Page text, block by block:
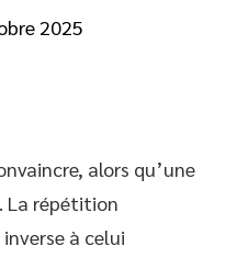
2025
alors qu’une
La répétition
à celui